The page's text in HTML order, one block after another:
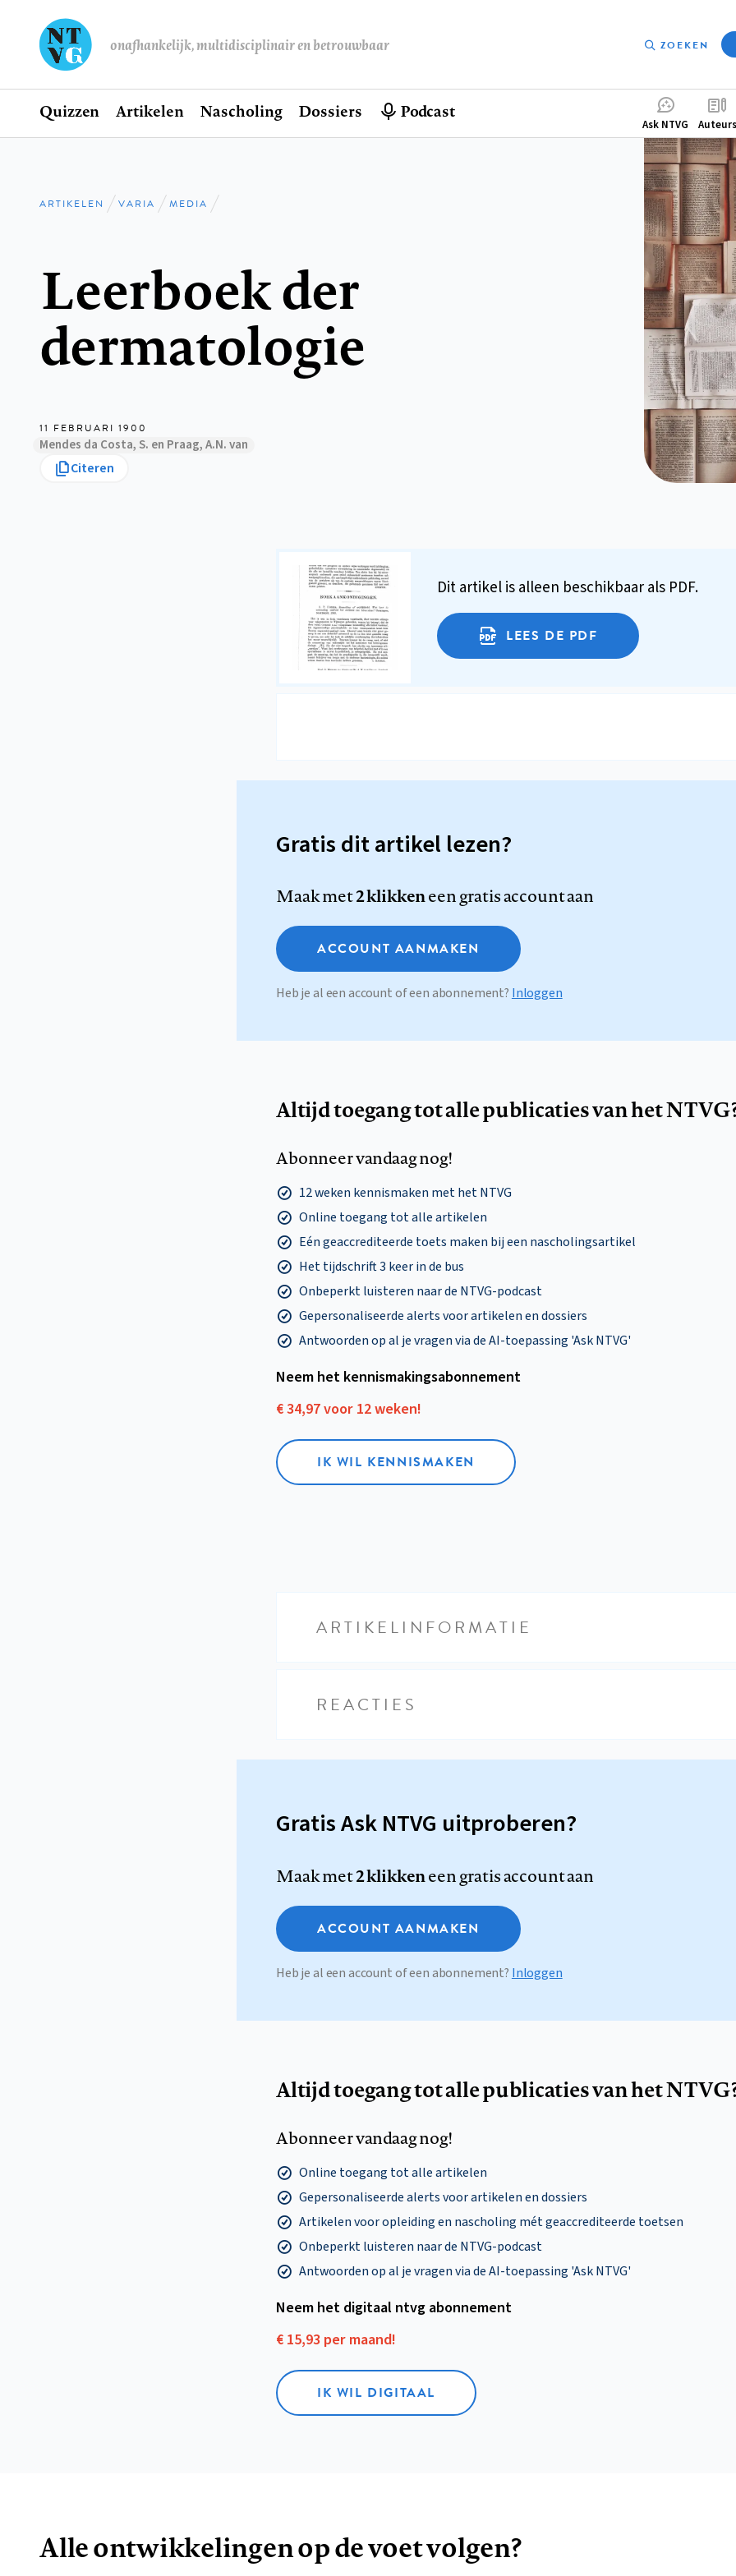
onafhankelijk, multidisciplinair en betrouwbaar ZOEKEN
Hoofdnavigatie
Home
Quizzen Artikelen Nascholing Dossiers Podcast
menu
Ask NTVG Auteurs
Kruimelpad
ARTIKELEN VARIA MEDIA
Leerboek der
dermatologie
11 FEBRUARI 1900
Mendes da Costa, S. en Praag, A.N. van
Citeren
Dit artikel is alleen beschikbaar als PDF.
LEES DE PDF
Gratis dit artikel lezen?
Maak met2 klikkeneen gratis account aan
ACCOUNT AANMAKEN
Heb je al een account of een abonnement? Inloggen
Altijd toegang tot alle publicaties van het
Abonneer vandaag nog!
12 weken kennismaken met het NTVG
Online toegang tot alle artikelen
Eén geaccrediteerde toets maken bij een nascholingsartikel
Het tijdschrift 3 keer in de bus
Onbeperkt luisteren naar de NTVG-podcast
Gepersonaliseerde alerts voor artikelen en dossiers
Antwoorden op al je vragen via de AI-toepassing 'Ask NTVG'
Neem het kennismakings­abonnement
€ 34,97 voor 12 weken!
IK WIL KENNISMAKEN
ARTIKELINFORMATIE
REACTIES
Gratis Ask NTVG uitproberen?
Maak met2 klikkeneen gratis account aan
ACCOUNT AANMAKEN
Heb je al een account of een abonnement? Inloggen
Altijd toegang tot alle publicaties van het
Abonneer vandaag nog!
Online toegang tot alle artikelen
Gepersonaliseerde alerts voor artikelen en dossiers
Artikelen voor opleiding en nascholing mét geaccrediteerde toetsen
Onbeperkt luisteren naar de NTVG-podcast
Antwoorden op al je vragen via de AI-toepassing 'Ask NTVG'
Neem het digitaal ntvg abonnement
€ 15,93 per maand!
IK WIL DIGITAAL
Alle ontwikkelingen op de voet volgen?